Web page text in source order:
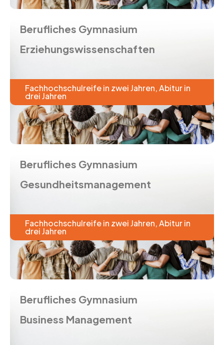
Berufliches Gymnasium
Erziehungswissenschaften
Fachhochschulreife in zwei Jahren, Abitur in
drei Jahren
Berufliches Gymnasium
Gesundheitsmanagement
Fachhochschulreife in zwei Jahren, Abitur in
drei Jahren
Berufliches Gymnasium
Business Management